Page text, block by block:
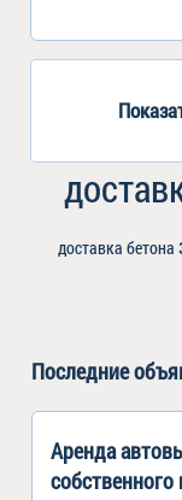
доставка бетона
Последние
Аренда